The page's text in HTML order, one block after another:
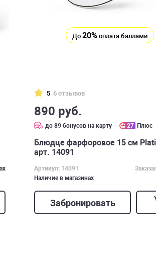
До 20% оплата баллами
5 6 отзывов
890 руб.
до 89 бонусов на карту 27 Плюс
Блюдце фарфоровое 15 см
арт. 14091
Артикул: 14091
Наличие в магазинах
Забронировать